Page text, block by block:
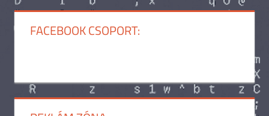
FACEBOOK CSOPORT: